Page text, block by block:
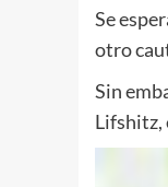
Se
otro
Sin
Lifshitz,